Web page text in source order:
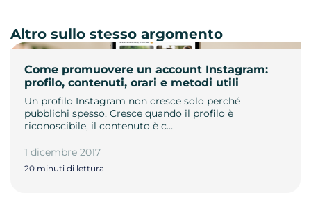
Come promuovere un account Instagram:
profilo, contenuti, orari e metodi utili
Un profilo Instagram non cresce solo perché
pubblichi spesso. Cresce quando il profilo è
riconoscibile, il contenuto è c…
1 dicembre 2017
20 minuti di lettura
Altro sullo stesso argomento